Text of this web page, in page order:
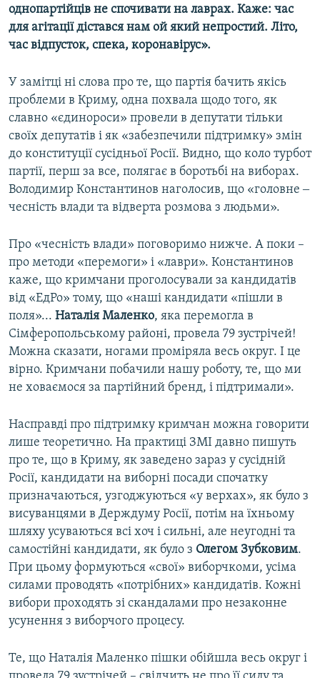
однопартійців не спочивати на лаврах. Каже: час
для агітації дістався нам ой який непростий. Літо,
час відпусток, спека, коронавірус».
У замітці ні слова про те, що партія бачить якісь
проблеми в Криму, одна похвала щодо того, як
славно «єдинороси» провели в депутати тільки
своїх депутатів і як «забезпечили підтримку» змін
до конституції сусідньої Росії. Видно, що коло турбот
партії, перш за все, полягає в боротьбі на виборах.
Володимир Константинов наголосив, що «головне ‒
чесність влади та відверта розмова з людьми».
Про «чесність влади» поговоримо нижче. А поки –
про методи «перемоги» і «лаври». Константинов
каже, що кримчани проголосували за кандидатів
від «ЕдРо» тому, що «наші кандидати «пішли в
поля»... Наталія Маленко, яка перемогла в
Сімферопольському районі, провела 79 зустрічей!
Можна сказати, ногами проміряла весь округ. І це
вірно. Кримчани побачили нашу роботу, те, що ми
не ховаємося за партійний бренд, і підтримали».
Насправді про підтримку кримчан можна говорити
лише теоретично. На практиці ЗМІ давно пишуть
про те, що в Криму, як заведено зараз у сусідній
Росії, кандидати на виборні посади спочатку
призначаються, узгоджуються «у верхах», як було з
висуванцями в Держдуму Росії, потім на їхньому
шляху усуваються всі хоч і сильні, але неугодні та
самостійні кандидати, як було з Олегом Зубковим.
При цьому формуються «свої» виборчкоми, усіма
силами проводять «потрібних» кандидатів. Кожні
вибори проходять зі скандалами про незаконне
усунення з виборчого процесу.
Те, що Наталія Маленко пішки обійшла весь округ і